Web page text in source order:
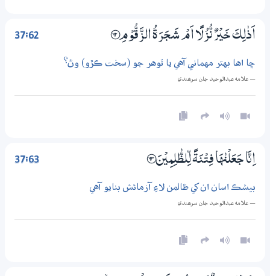
37:62 اَذٰلِكَ خَيْرٌ نُّزُلًا اَمْ شَـجَرَةُ الزَّقُّوْمِ ؀62
ڇا اها بهتر مهماني آهي يا ٿوهر جو (سخت ڪڙو) وڻ؟
— علامه عبدالوحيد جان سرھندي
37:63 اِنَّا جَعَلْنٰهَا فِتْنَةً لِّلظّٰلِمِيْنَ ؀63
بيشڪ اسان ان کي ظالمن لاءِ آزمائش بنايو آهي
— علامه عبدالوحيد جان سرھندي